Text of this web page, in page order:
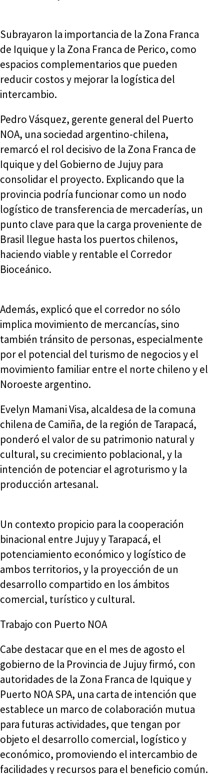
Subrayaron la importancia de la Zona Franca
de Iquique y la Zona Franca de Perico, como
espacios complementarios que pueden
reducir costos y mejorar la logística del
intercambio.
Pedro Vásquez, gerente general del Puerto
NOA, una sociedad argentino-chilena,
remarcó el rol decisivo de la Zona Franca de
Iquique y del Gobierno de Jujuy para
consolidar el proyecto. Explicando que la
provincia podría funcionar como un nodo
logístico de transferencia de mercaderías, un
punto clave para que la carga proveniente de
Brasil llegue hasta los puertos chilenos,
haciendo viable y rentable el Corredor
Bioceánico.
Además, explicó que el corredor no sólo
implica movimiento de mercancías, sino
también tránsito de personas, especialmente
por el potencial del turismo de negocios y el
movimiento familiar entre el norte chileno y el
Noroeste argentino.
Evelyn Mamani Visa, alcaldesa de la comuna
chilena de Camiña, de la región de Tarapacá,
ponderó el valor de su patrimonio natural y
cultural, su crecimiento poblacional, y la
intención de potenciar el agroturismo y la
producción artesanal.
Un contexto propicio para la cooperación
binacional entre Jujuy y Tarapacá, el
potenciamiento económico y logístico de
ambos territorios, y la proyección de un
desarrollo compartido en los ámbitos
comercial, turístico y cultural.
Trabajo con Puerto NOA
Cabe destacar que en el mes de agosto el
gobierno de la Provincia de Jujuy firmó, con
autoridades de la Zona Franca de Iquique y
Puerto NOA SPA, una carta de intención que
establece un marco de colaboración mutua
para futuras actividades, que tengan por
objeto el desarrollo comercial, logístico y
económico, promoviendo el intercambio de
facilidades y recursos para el beneficio común.